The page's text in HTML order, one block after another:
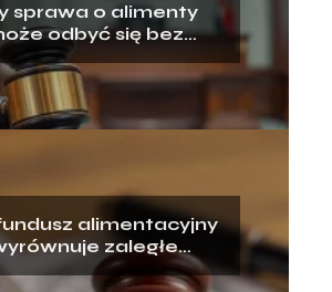
sprawa o alimenty
odbyć się bez
Wyjaśniamy!
alimentacyjny
zaległe
Odpowiadamy!